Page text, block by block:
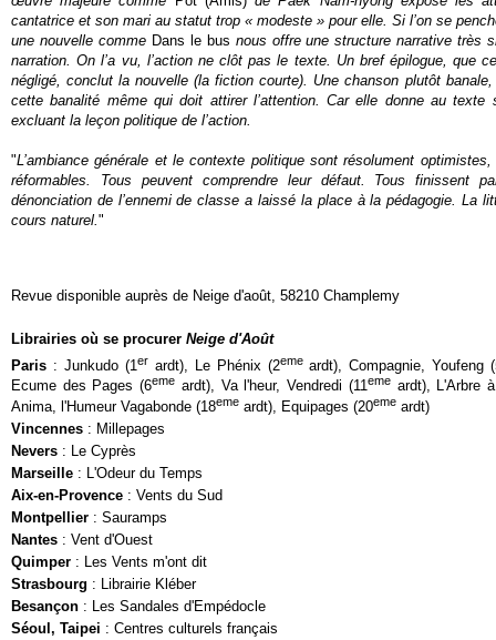
cantatrice et son mari au statut trop « modeste » pour elle. Si l’on se
une nouvelle commeDans le bus nous offre une structure narrative très
narration. On l’a vu, l’action ne clôt pas le texte. Un bref épilogue, que
négligé, conclut la nouvelle (la fiction courte). Une chanson plutôt
cette banalité même qui doit attirer l’attention. Car elle donne au
excluant la leçon politique de l’action.
"L’ambiance générale et le contexte politique sont résolument
réformables. Tous peuvent comprendre leur défaut. Tous finissent
dénonciation de l’ennemi de classe a laissé la place à la pédagogie. La
cours naturel."
Revue disponible auprès de Neige d'août, 58210 Champlemy
Librairies où se procurer Neige d'Août
Paris : Junkudo (1 er ardt), Le Phénix (2emeardt), Compagnie, Youfeng
Ecume des Pages (6eme ardt), Va l'heur, Vendredi (11emeardt), L'Arbre
Anima, l'Humeur Vagabonde (18eme ardt), Equipages (20eme ardt)
Vincennes : Millepages
Nevers : Le Cyprès
Marseille : L'Odeur du Temps
Aix-en-Provence : Vents du Sud
Montpellier : Sauramps
Nantes : Vent d'Ouest
Quimper : Les Vents m'ont dit
Strasbourg : Librairie Kléber
Besançon : Les Sandales d'Empédocle
Séoul, Taipei : Centres culturels français